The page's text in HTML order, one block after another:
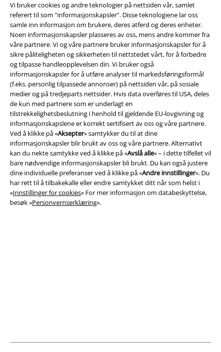
Vi bruker cookies og andre teknologier på nettsiden vår, samlet
referert til som "informasjonskapsler". Disse teknologiene lar oss
samle inn informasjon om brukere, deres atferd og deres enheter.
Noen informasjonskapsler plasseres av oss, mens andre kommer fra
våre partnere. Vi og våre partnere bruker informasjonskapsler for å
sikre påliteligheten og sikkerheten til nettstedet vårt, for å forbedre
og tilpasse handleopplevelsen din. Vi bruker også
informasjonskapsler for å utføre analyser til markedsføringsformål
(f.eks. personlig tilpassede annonser) på nettsiden vår, på sosiale
medier og på tredjeparts nettsider. Hvis data overføres til USA, deles
de kun med partnere som er underlagt en
tilstrekkelighetsbeslutning i henhold til gjeldende EU-lovgivning og
informasjonskapslene er korrekt sertifisert av oss og våre partnere.
Ved å klikke på «Aksepter» samtykker du til at dine
informasjonskapsler blir brukt av oss og våre partnere. Alternativt
kan du nekte samtykke ved å klikke på «Avslå alle» – i dette tilfellet vil
bare nødvendige informasjonskapsler bli brukt. Du kan også justere
dine individuelle preferanser ved å klikke på «Andre innstillinger». Du
har rett til å tilbakekalle eller endre samtykket ditt når som helst i
«Innstillinger for cookies» For mer informasjon om databeskyttelse,
besøk «Personvernserklæring».
Juridisk informasjon/Vilkår
Vilkår
Impressum
Konfidensialitetserklæring